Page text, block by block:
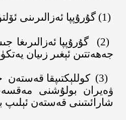
(1) گۇرۇپپا ئەزالىرىنى
(2)
گۇرۇپپا
جەھەتتىن ئېغىر زىيان
(3) كوللېكتىپقا
ۋەيران بولۇشنى
شارائىتىنى قەستەن ئېلىپ